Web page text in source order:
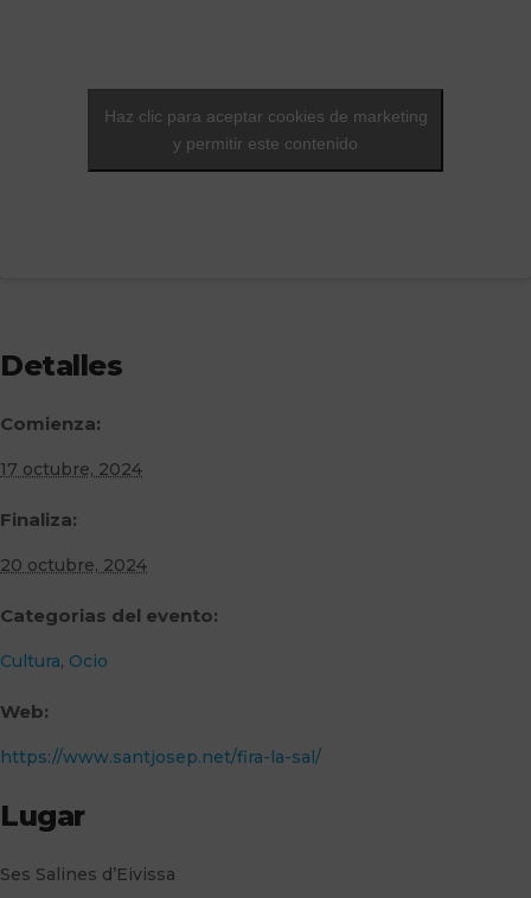
Haz clic para aceptar cookies de marketing
y permitir este contenido
Detalles
Comienza:
17 octubre, 2024
Finaliza:
20 octubre, 2024
Categorias del evento:
Cultura, Ocio
Web:
https://www.santjosep.net/fira-la-sal/
Lugar
Ses Salines d’Eivissa